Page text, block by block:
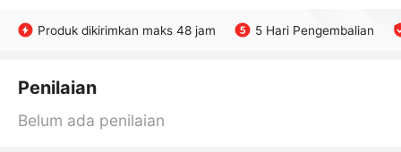
Produk dikirimkan maks 48 jam 5 Hari Pengembalian
Penilaian
Belum ada penilaian